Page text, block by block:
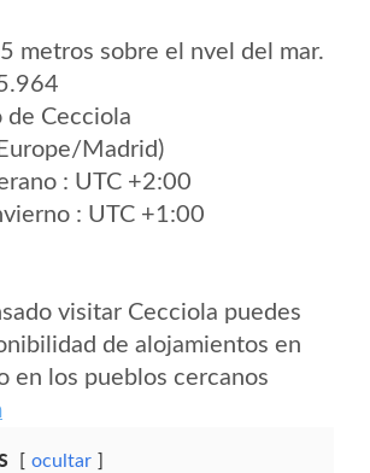
metros sobre el nvel del mar.
de Cecciola
Madrid)
: UTC +2:00
: UTC +1:00
visitar Cecciola puedes
de alojamientos en
en los pueblos cercanos
ocultar